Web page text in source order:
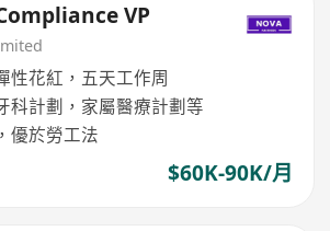
VP
性花紅，五天工作周
科計劃，家屬醫療計劃等
優於勞工法
$60K-90K/月